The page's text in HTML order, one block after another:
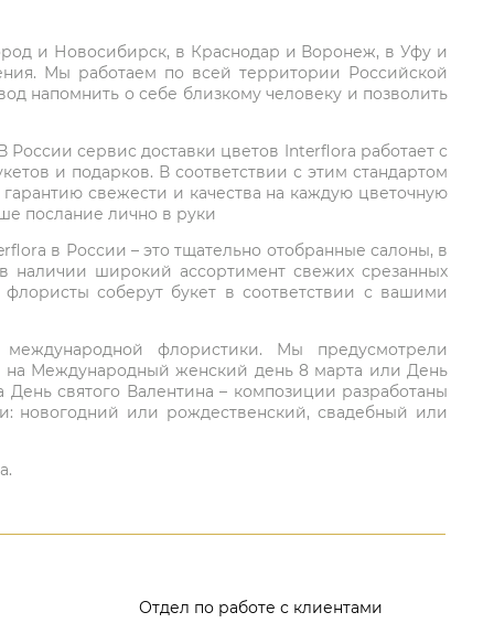
и Новосибирск, в Краснодар и Воронеж, в Уфу и
Мы работаем по всей территории Российской
напомнить о себе близкому человеку и позволить
сервис доставки цветов Interflora работает с
и подарков. В соответствии с этим стандартом
свежести и качества на каждую цветочную
послание лично в руки
в России – это тщательно отобранные салоны, в
наличии широкий ассортимент свежих срезанных
соберут букет в соответствии с вашими
флористики. Мы предусмотрели
на Международный женский день 8 марта или День
святого Валентина – композиции разработаны
новогодний или рождественский, свадебный или
Отдел по работе с клиентами